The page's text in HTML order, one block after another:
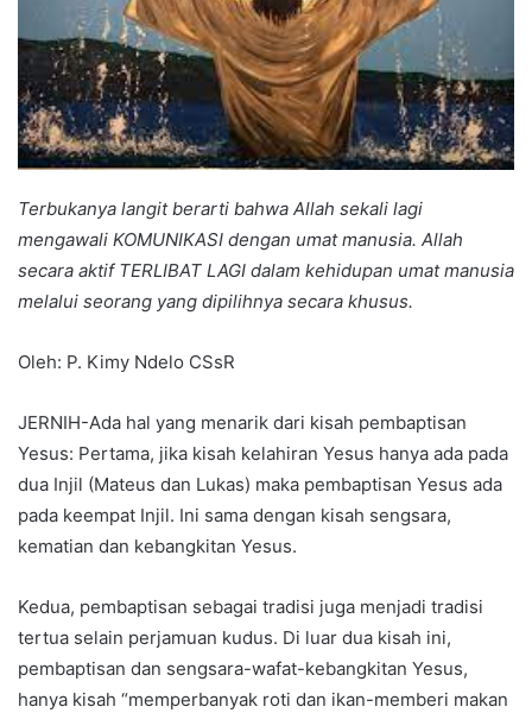
Terbukanya langit berarti bahwa Allah sekali lagi
mengawali KOMUNIKASI dengan umat manusia. Allah
secara aktif TERLIBAT LAGI dalam kehidupan umat manusia
melalui seorang yang dipilihnya secara khusus.
Oleh: P. Kimy Ndelo CSsR
JERNIH-Ada hal yang menarik dari kisah pembaptisan
Yesus: Pertama, jika kisah kelahiran Yesus hanya ada pada
dua Injil (Mateus dan Lukas) maka pembaptisan Yesus ada
pada keempat Injil. Ini sama dengan kisah sengsara,
kematian dan kebangkitan Yesus.
Kedua, pembaptisan sebagai tradisi juga menjadi tradisi
tertua selain perjamuan kudus. Di luar dua kisah ini,
pembaptisan dan sengsara-wafat-kebangkitan Yesus,
hanya kisah “memperbanyak roti dan ikan-memberi makan